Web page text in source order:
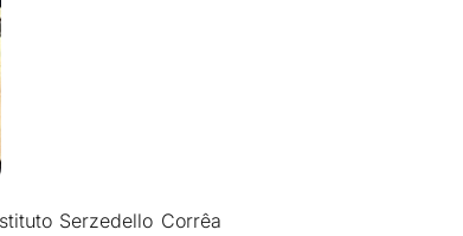
Serzedello Corrêa